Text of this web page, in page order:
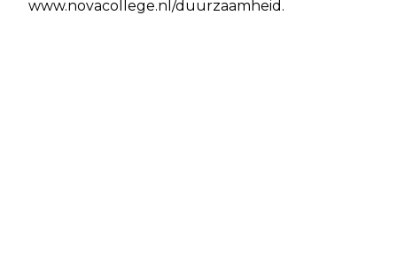
www.novacollege.nl/duurzaamheid.